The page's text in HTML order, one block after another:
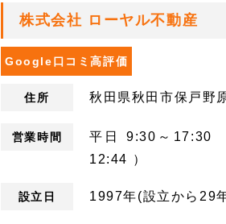
株式会社 ローヤル不動産
Google口コミ高評価
住所 秋田県秋田市保戸野
営業時間
平日 9:30～17:30
12:44 ）
設立日 1997年(設立から29